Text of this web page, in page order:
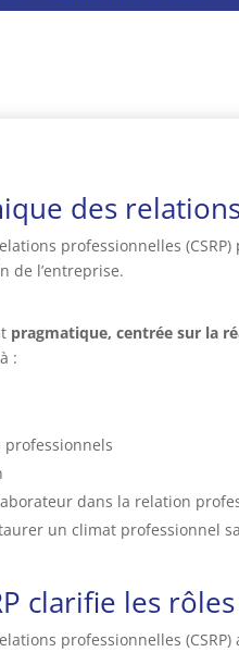
des
professionnelles
de l’entreprise.
pragmatique, centrée sur la
:
dans la relation
un climat professionnel
clarifie les
professionnelles